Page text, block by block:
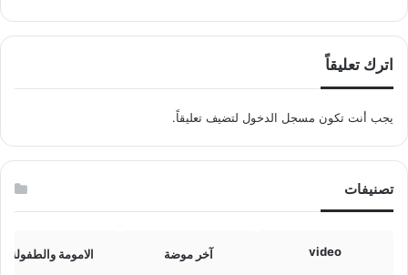
اترك تعليقاً
يجب أنت تكون مسجل الدخول لتضيف تعليقاً.
تصنيفات
video آخر موضة الامومة والطفولة